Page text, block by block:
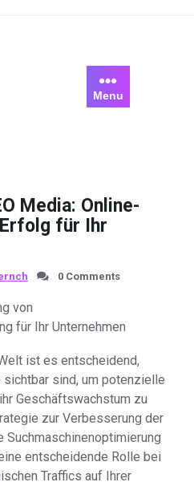
Menu
Media: Online-
für Ihr
0 Comments
von
für Ihr Unternehmen
ist es entscheidend,
sind, um potenzielle
Geschäftswachstum zu
zur Verbesserung der
entscheidende Rolle bei
Traffics auf Ihrer